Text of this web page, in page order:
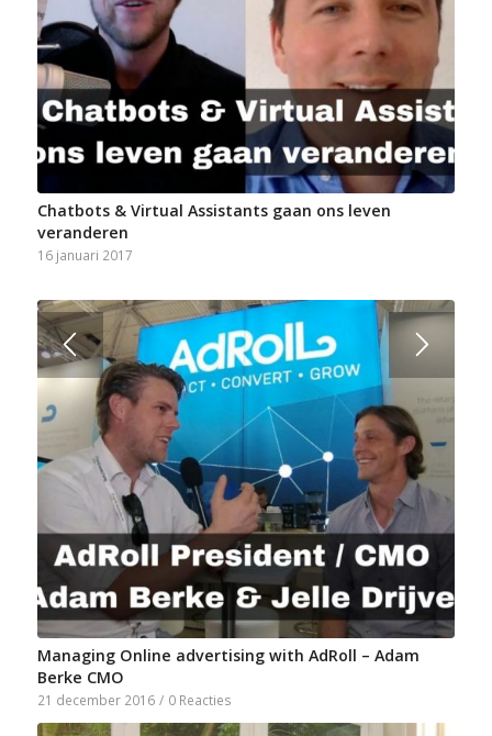
Chatbots & Virtual Assistants gaan ons leven
veranderen
16 januari 2017
Managing Online advertising with AdRoll – Adam
Berke CMO
21 december 2016 / 0 Reacties